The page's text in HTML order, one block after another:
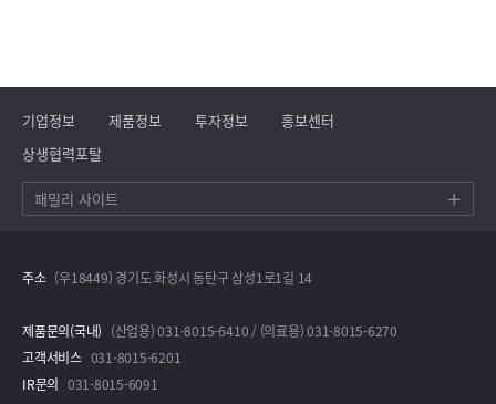
기업정보 제품정보 투자정보
홍보센터
상생협력포탈
패밀리 사이트
주소 (우18449) 경기도 화성시 동탄구 삼성1로1길 14
제품문의(국내) (산업용) 031-8015-6410 / (의료용) 031-8015-6270
고객서비스 031-8015-6201
IR문의 031-8015-6091